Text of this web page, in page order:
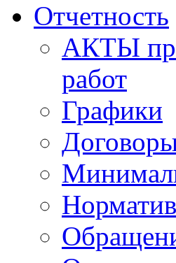
Отчетность
АКТЫ
работ
Графики